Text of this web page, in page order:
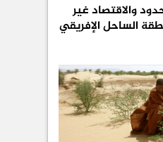
والاقتصاد غير
الساحل الإفريقي